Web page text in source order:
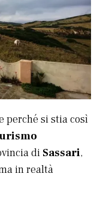
perché si stia così
di Sassari,
in realtà